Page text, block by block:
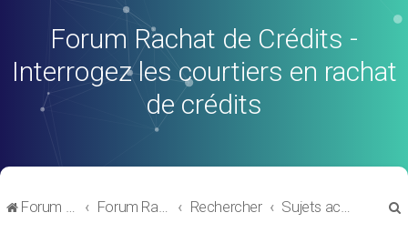
Forum Rachat de Crédits -
Interrogez les courtiers en rachat
de crédits
Forum de discussions sur le Regroupement de Crédits et le Rachat de Crédits Forum Rachat de Crédits Rechercher Sujets actifs